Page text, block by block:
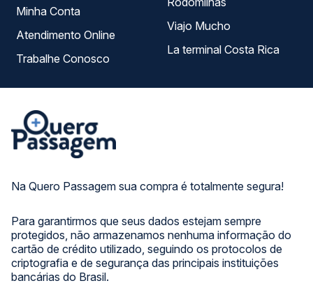
Na Quero Passagem sua compra é totalmente segura!
Para garantirmos que seus dados estejam sempre
protegidos, não armazenamos nenhuma informação do
cartão de crédito utilizado, seguindo os protocolos de
criptografia e de segurança das principais instituições
bancárias do Brasil.
Minha Conta
Atendimento Online
Trabalhe Conosco
Viajo Mucho
La terminal Costa Rica